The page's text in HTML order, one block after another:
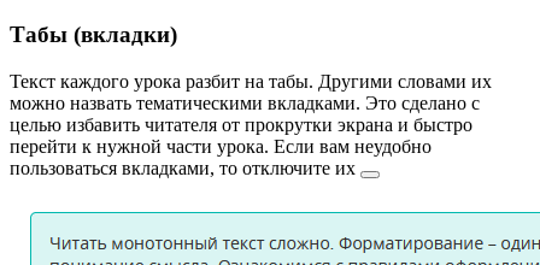
Табы (вкладки)
Текст каждого урока разбит на табы. Другими словами их
можно назвать тематическими вкладками. Это сделано с
целью избавить читателя от прокрутки экрана и быстро
перейти к нужной части урока. Если вам неудобно
пользоваться вкладками, то отключите их